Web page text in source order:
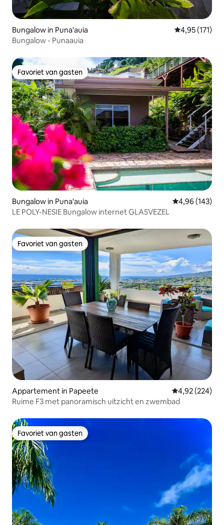
Bungalow in Puna'auia Gemiddelde
4,95 (171)
Bungalow - Punaauia
Favoriet van gasten
Favoriet van gasten
Bungalow in Puna'auia Gemiddelde
4,96 (143)
LE POLY-NESIE Bungalow internet GLASVEZEL
Favoriet van gasten
Favoriet van gasten
Appartement in Papeete Gemiddelde
4,92 (224)
Ruime F3 met panoramisch uitzicht en zwembad
Favoriet van gasten
Favoriet van gasten